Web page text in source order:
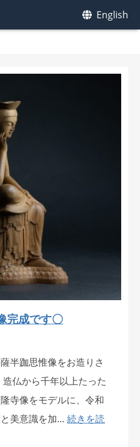
English
完成です〇
半跏思惟像をお造りさ
仏から千年以上たった
寺像をモデルに、令和
と美意識を加…続きを読